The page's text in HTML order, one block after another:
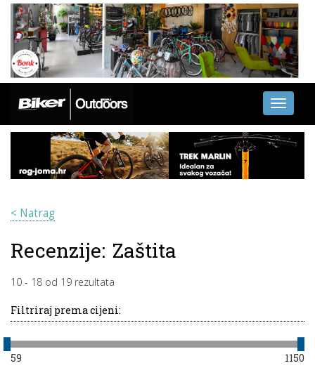
Toggle
< Natrag
Recenzije: Zaštita
10 - 18 od 19 rezultata
Filtriraj prema cijeni:
59 1150